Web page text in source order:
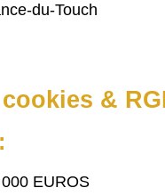
du-Touch
&
EUROS